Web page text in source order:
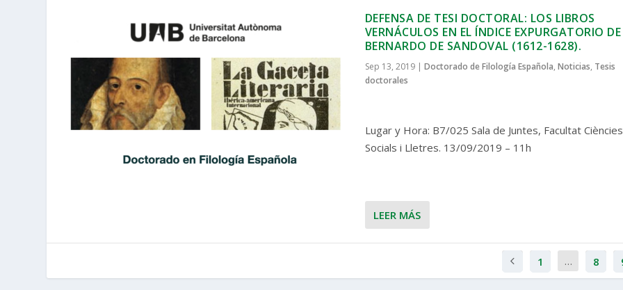
DEFENSA DE TESI DOCTORAL: LOS LIBROS
VERNÁCULOS EN EL ÍNDICE EXPURGATORIO DE
BERNARDO DE SANDOVAL (1612-1628).
Sep 13, 2019| Doctorado de Filología Española, Noticias, Tesis
doctorales
Lugar y Hora: B7/025 Sala de Juntes, Facultat Ciències
Socials i Lletres. 13/09/2019 – 11h
LEER MÁS
1 … 8